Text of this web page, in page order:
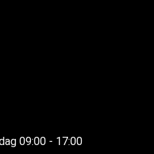
09:00 - 17:00